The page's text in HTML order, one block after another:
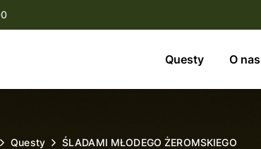
Questy O nas
O nas
Questy ŚLADAMI MŁODEGO ŻEROMSKIEGO